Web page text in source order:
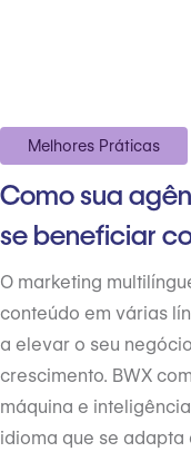
Melhores Práticas
Como sua
se beneficiar
O marketing
conteúdo em várias
a elevar o seu
crescimento. BWX
máquina e
idioma que se